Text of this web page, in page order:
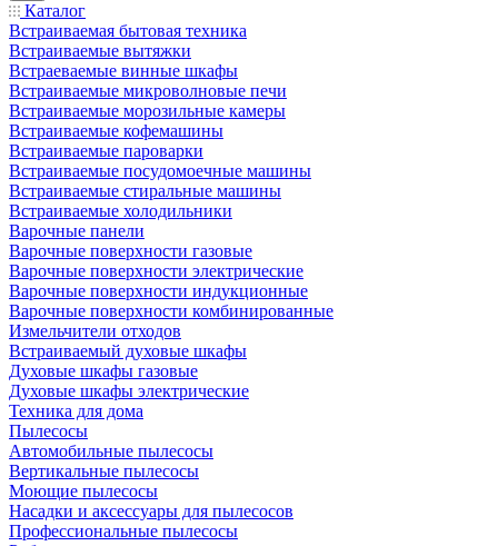
Каталог
Встраиваемая бытовая техника
Встраиваемые вытяжки
Встраеваемые винные шкафы
Встраиваемые микроволновые печи
Встраиваемые морозильные камеры
Встраиваемые кофемашины
Встраиваемые пароварки
Встраиваемые посудомоечные машины
Встраиваемые стиральные машины
Встраиваемые холодильники
Варочные панели
Варочные поверхности газовые
Варочные поверхности электрические
Варочные поверхности индукционные
Варочные поверхности комбинированные
Измельчители отходов
Встраиваемый духовые шкафы
Духовые шкафы газовые
Духовые шкафы электрические
Техника для дома
Пылесосы
Автомобильные пылесосы
Вертикальные пылесосы
Моющие пылесосы
Насадки и аксессуары для пылесосов
Профессиональные пылесосы